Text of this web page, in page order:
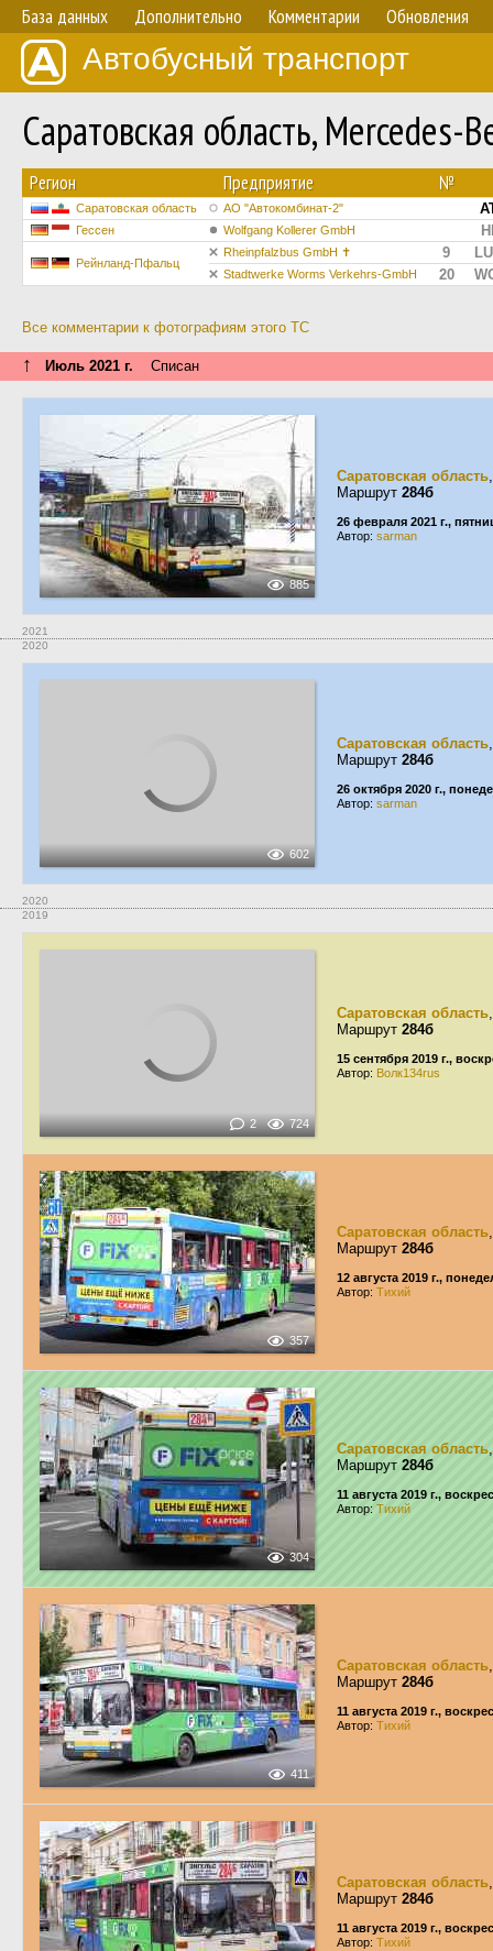
База данных Дополнительно Комментарии Обновления
Автобусный транспорт
Саратовская область,
Регион Предприятие №
Саратовская область АО "Автокомбинат-2"
Гессен Wolfgang Kollerer GmbH
Рейнланд-Пфальц
Rheinpfalzbus GmbH ✝ 9
Stadtwerke Worms Verkehrs-GmbH 20
Все комментарии к фотографиям этого ТС
↑ Июль 2021 г. Списан
885
Саратовская область
Маршрут 284б
26 февраля 2021 г.,
Автор: sarman
2021
2020
602
Саратовская область
Маршрут 284б
26 октября 2020 г.,
Автор: sarman
2020
2019
2 724
Саратовская область
Маршрут 284б
15 сентября 2019 г.,
Автор: Волк134rus
357
Саратовская область
Маршрут 284б
12 августа 2019 г.,
Автор: Тихий
304
Саратовская область
Маршрут 284б
11 августа 2019 г.,
Автор: Тихий
411
Саратовская область
Маршрут 284б
11 августа 2019 г.,
Автор: Тихий
Саратовская область
Маршрут 284б
11 августа 2019 г.,
Автор: Тихий